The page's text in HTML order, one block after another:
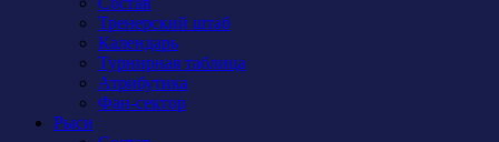
Тренерский штаб
Календарь
Турнирная таблица
Атрибутика
Фан-сектор
Рыси